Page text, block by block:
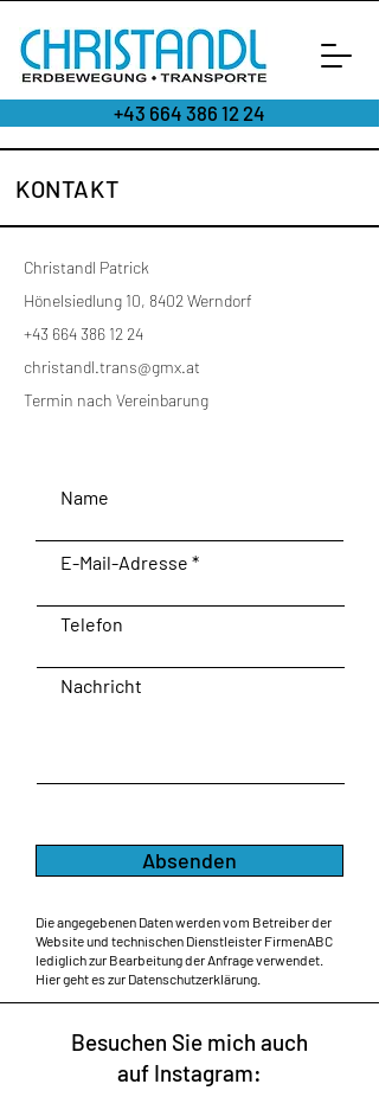
+43 664 386 12 24
KONTAKT
Christandl Patrick
Hönelsiedlung 10, 8402 Werndorf
+43 664 386 12 24
christandl.trans@gmx.at
Termin nach Vereinbarung
Name
E-Mail-Adresse
Telefon
Nachricht
Absenden
Die angegebenen Daten werden vom Betreiber der
Website und technischen Dienstleister FirmenABC
lediglich zur Bearbeitung der Anfrage verwendet.
Hier geht es zur Datenschutzerklärung.
Besuchen Sie mich auch
auf Instagram: